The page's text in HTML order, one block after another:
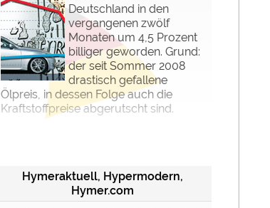
Deutschland in den
vergangenen zwölf
Monaten um 4,5 Prozent
billiger geworden. Grund:
der seit Sommer 2008
drastisch gefallene
Ölpreis, in dessen Folge auch die
Kraftstoffpreise abgerutscht sind.
Hymeraktuell, Hypermodern,
Hymer.com